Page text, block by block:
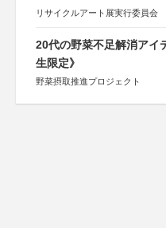
リサイクルアート展実行委員会
20代の野菜不足解消アイ
生限定》
野菜摂取推進プロジェクト